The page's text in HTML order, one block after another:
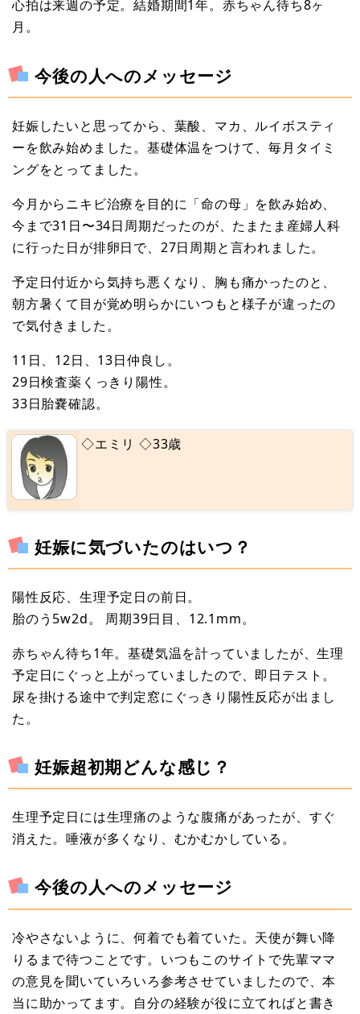
心拍は来週の予定。結婚期間1年。赤ちゃん待ち8ヶ
月。
今後の人へのメッセージ
妊娠したいと思ってから、葉酸、マカ、ルイボスティ
ーを飲み始めました。基礎体温をつけて、毎月タイミ
ングをとってました。
今月からニキビ治療を目的に「命の母」を飲み始め、
今まで31日〜34日周期だったのが、たまたま産婦人科
に行った日が排卵日で、27日周期と言われました。
予定日付近から気持ち悪くなり、胸も痛かったのと、
朝方暑くて目が覚め明らかにいつもと様子が違ったの
で気付きました。
11日、12日、13日仲良し。
29日検査薬くっきり陽性。
33日胎嚢確認。
◇エミリ ◇33歳
妊娠に気づいたのはいつ？
陽性反応、生理予定日の前日。
胎のう5w2d。 周期39日目、12.1mm。
赤ちゃん待ち1年。基礎気温を計っていましたが、生理
予定日にぐっと上がっていましたので、即日テスト。
尿を掛ける途中で判定窓にぐっきり陽性反応が出まし
た。
妊娠超初期どんな感じ？
生理予定日には生理痛のような腹痛があったが、すぐ
消えた。唾液が多くなり、むかむかしている。
今後の人へのメッセージ
冷やさないように、何着でも着ていた。天使が舞い降
りるまで待つことです。いつもこのサイトで先輩ママ
の意見を聞いていろいろ参考させていましたので、本
当に助かってます。自分の経験が役に立てればと書き